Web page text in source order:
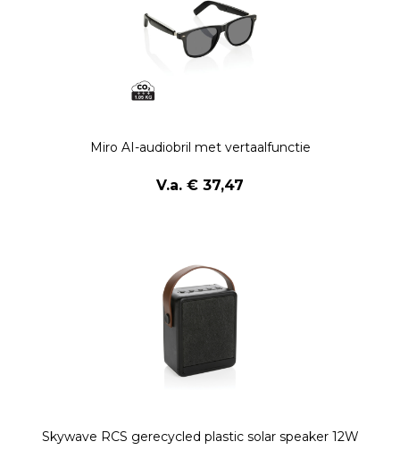
Miro AI-audiobril met vertaalfunctie
V.a. € 37,47
Skywave RCS gerecycled plastic solar speaker 12W